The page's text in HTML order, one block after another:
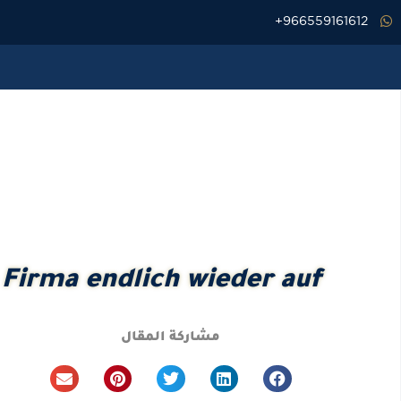
تخطي
إلى
966559161612+
endlich wieder auf
مشاركة المقال